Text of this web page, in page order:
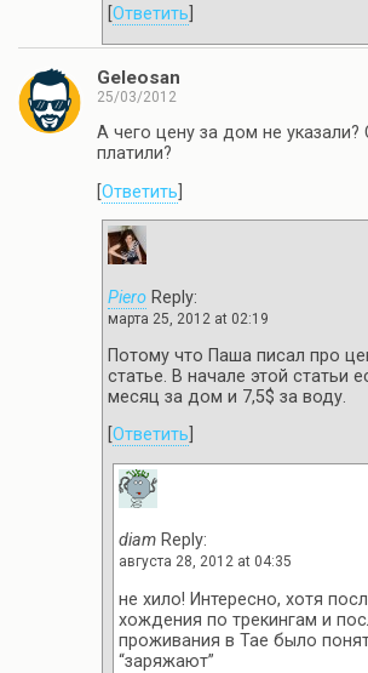
Ответить
Geleosan
25/03/2012
А чего цену за дом не указали?
платили?
Ответить
Piero Reply:
марта 25, 2012 at 02:19
Потому что Паша писал про
статье. В начале этой статьи
месяц за дом и 7,5$ за воду.
Ответить
diam Reply:
августа 28, 2012 at 04:35
не хило! Интересно, хотя
хождения по трекингам и
проживания в Тае было
“заряжают”